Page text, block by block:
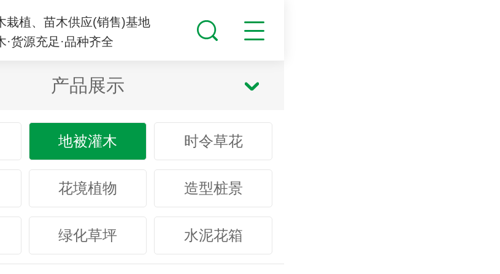
栽植、苗木供应(销售)基地
·货源充足·品种齐全
产品展示
地被灌木 时令草花
花境植物 造型桩景
绿化草坪 水泥花箱